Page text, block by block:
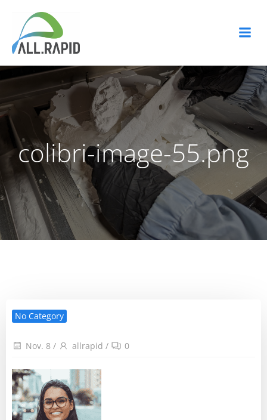
colibri-image-55.png
No Category
Nov. 8 / allrapid / 0